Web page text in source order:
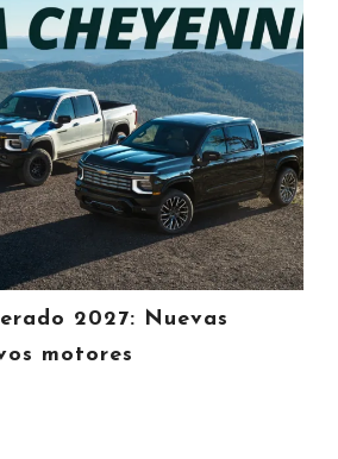
2027: Nuevas
motores